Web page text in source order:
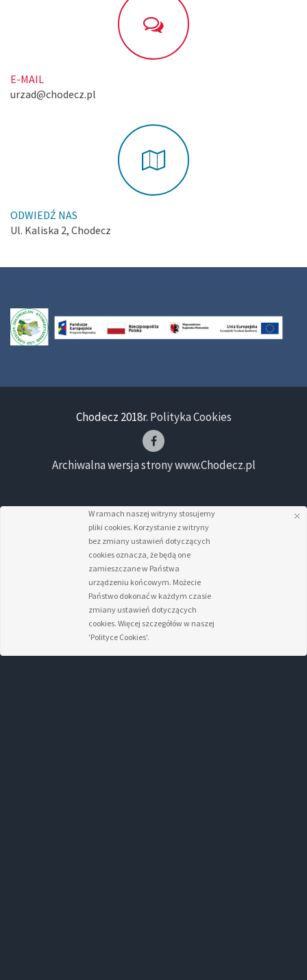
E-MAIL
urzad@chodecz.pl
ODWIEDŹ NAS
Ul. Kaliska 2, Chodecz
Chodecz 2018r. Polityka Cookies
Archiwalna wersja strony www.Chodecz.pl
W ramach naszej witryny stosujemy
pliki cookies. Korzystanie z witryny
bez zmiany ustawień dotyczących
cookies oznacza, że będą one
zamieszczane w Państwa
urządzeniu końcowym. Możecie
Państwo dokonać w każdym czasie
zmiany ustawień dotyczących
cookies. Więcej szczegółów w naszej
'Polityce Cookies'.